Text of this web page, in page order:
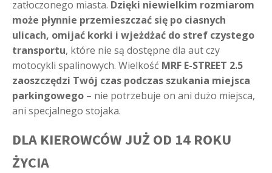
zatłoczonego miasta. Dzięki niewielkim rozmiarom
może płynnie przemieszczać się po ciasnych
ulicach, omijać korki i wjeżdżać do stref czystego
transportu, które nie są dostępne dla aut czy
motocykli spalinowych. Wielkość MRF E-STREET 2.5
zaoszczędzi Twój czas podczas szukania miejsca
parkingowego – nie potrzebuje on ani dużo miejsca,
ani specjalnego stojaka.
DLA KIEROWCÓW JUŻ OD 14 ROKU
ŻYCIA